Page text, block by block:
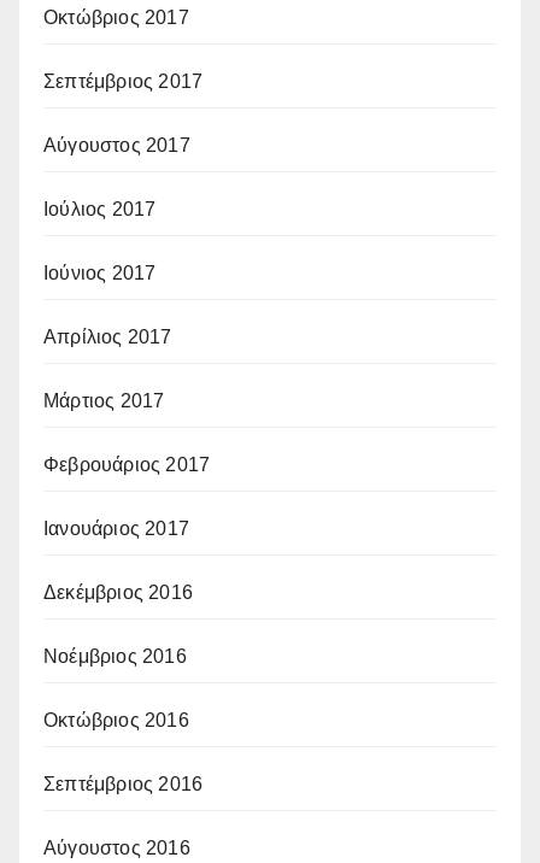
Οκτώβριος 2017
Σεπτέμβριος 2017
Αύγουστος 2017
Ιούλιος 2017
Ιούνιος 2017
Απρίλιος 2017
Μάρτιος 2017
Φεβρουάριος 2017
Ιανουάριος 2017
Δεκέμβριος 2016
Νοέμβριος 2016
Οκτώβριος 2016
Σεπτέμβριος 2016
Αύγουστος 2016